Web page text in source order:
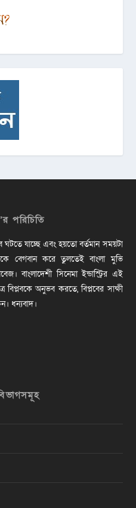
পরিচিতি
ঘটতে যাচ্ছে এবং হয়তো বর্তমান সময়টা
বেগবান করে তুলতেই বাংলা মুভি
বাংলাদেশী সিনেমা ইন্ডাস্ট্রির এই
বিপ্লবকে অনুভব করতে, বিপ্লবের সাক্ষী
ধন্যবাদ।